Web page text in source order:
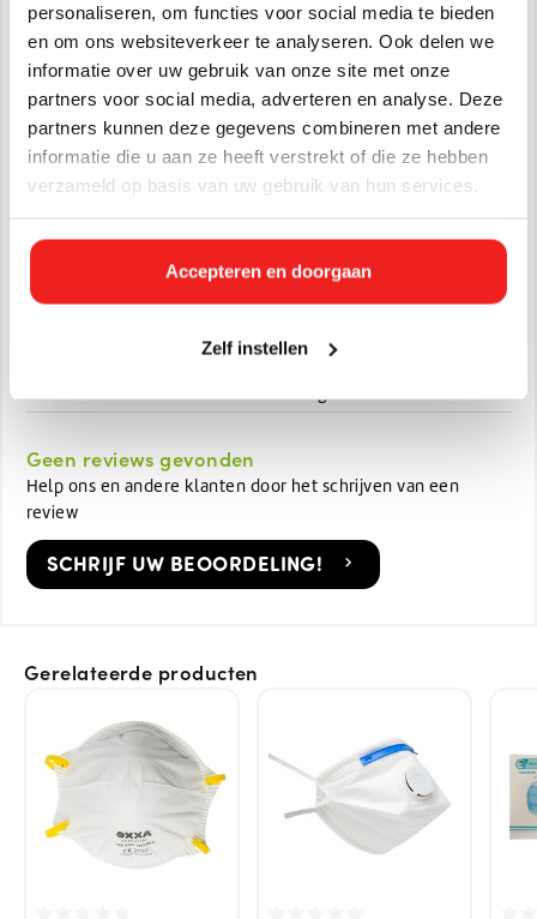
personaliseren, om functies voor social media te bieden
en om ons websiteverkeer te analyseren. Ook delen we
informatie over uw gebruik van onze site met onze
partners voor social media, adverteren en analyse. Deze
partners kunnen deze gegevens combineren met andere
informatie die u aan ze heeft verstrekt of die ze hebben
verzameld op basis van uw gebruik van hun services.
Accepteren en doorgaan
Zelf instellen
Dit masker is niet herbruikbaar en heeft de Dolomiet
stoftest succesvol doorstaan, wat garant staat voor een
uitstekende ademweerstand bij langdurige blootstelling aan
stof.
Het product is verpakt per 5 stuks in een handige doos en
ideaal voor professioneel gebruik in stoffige omgevingen.
Specificaties
40563400
EAN:
20 x 20 x 20
Geen reviews gevonden
Help ons en andere klanten door het schrijven van een
review
SCHRIJF UW BEOORDELING!
Gerelateerde producten